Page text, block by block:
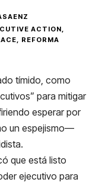
ACTION
REFORMA
tímido, como
para mitigar
esperar por
un espejismo—
que está listo
ejecutivo para